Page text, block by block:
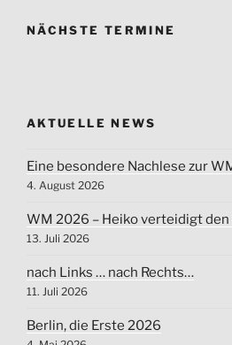
NÄCHSTE TERMINE
AKTUELLE NEWS
Eine besondere Nachlese zur
4. August 2026
WM 2026 – Heiko verteidigt den
13. Juli 2026
nach Links … nach Rechts…
11. Juli 2026
Berlin, die Erste 2026